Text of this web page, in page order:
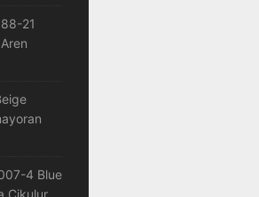
21
4 Blue
Cikulur